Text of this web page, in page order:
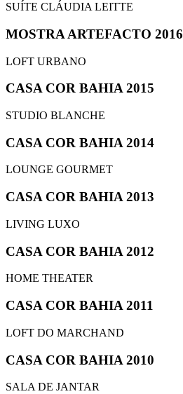
SUÍTE CLÁUDIA LEITTE
MOSTRA ARTEFACTO 2016
LOFT URBANO
CASA COR BAHIA 2015
STUDIO BLANCHE
CASA COR BAHIA 2014
LOUNGE GOURMET
CASA COR BAHIA 2013
LIVING LUXO
CASA COR BAHIA 2012
HOME THEATER
CASA COR BAHIA 2011
LOFT DO MARCHAND
CASA COR BAHIA 2010
SALA DE JANTAR